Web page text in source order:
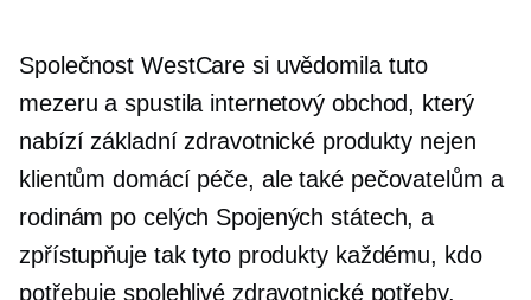
Společnost WestCare si uvědomila tuto
mezeru a spustila internetový obchod, který
nabízí základní zdravotnické produkty nejen
klientům domácí péče, ale také pečovatelům a
rodinám po celých Spojených státech, a
zpřístupňuje tak tyto produkty každému, kdo
potřebuje spolehlivé zdravotnické potřeby.